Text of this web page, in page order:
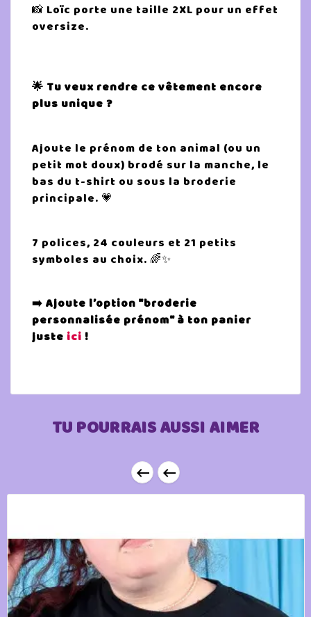
📸 Loïc porte une taille 2XL pour un effet
oversize.
🌟 Tu veux rendre ce vêtement encore
plus unique ?
Ajoute le prénom de ton animal (ou un
petit mot doux) brodé sur la manche, le
bas du t-shirt ou sous la broderie
principale. 💗
7 polices, 24 couleurs et 21 petits
symboles au choix. 🌈✨
➡️ Ajoute l’option "broderie
personnalisée prénom" à ton panier
juste ici !
TU POURRAIS AUSSI AIMER
 